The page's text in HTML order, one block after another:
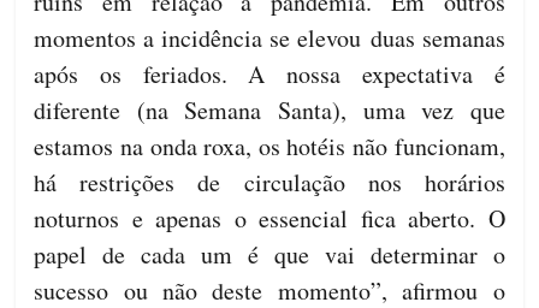
momentos a incidência se elevou duas semanas
após os feriados. A nossa expectativa é
diferente (na Semana Santa), uma vez que
estamos na onda roxa, os hotéis não funcionam,
há restrições de circulação nos horários
noturnos e apenas o essencial fica aberto. O
papel de cada um é que vai determinar o
sucesso ou não deste momento”, afirmou o